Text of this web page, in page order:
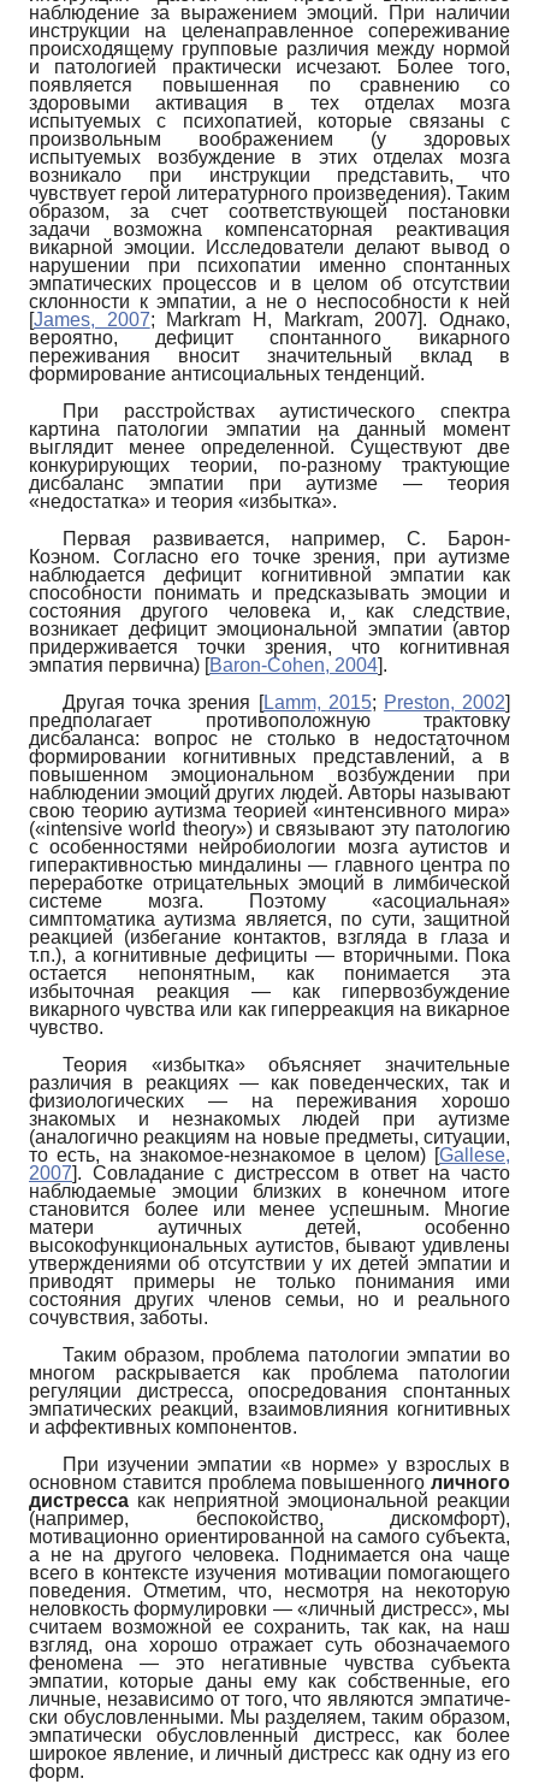
наблюдение за выражением эмоций. При наличии
инструкции на целенаправленное сопереживание
происходящему групповые различия между нормой
и патологией практически исчезают. Более того,
появляется повышенная по сравнению со
здоровыми активация в тех отделах мозга
испытуемых с психопатией, которые связаны с
произвольным воображением (у здоровых
испытуемых возбуждение в этих отделах мозга
возникало при инструкции представить, что
чувствует герой литературного произведения). Таким
образом, за счет соответствующей постановки
задачи возможна компенсаторная реактивация
викарной эмоции. Исследователи делают вывод о
нарушении при психопатии именно спонтанных
эмпатических процессов и в целом об отсутствии
склонности к эмпатии, а не о неспособности к ней
James, 2007; Markram H, Markram, 2007 . Однако,
вероятно, дефицит спонтанного викарного
переживания вносит значительный вклад в
формирование антисоциальных тенденций.
При расстройствах аутистического спектра
картина патологии эмпа­тии на данный момент
выглядит менее определенной. Существуют две
конкурирующих теории, по-разному трактующие
дисбаланс эмпатии при аутизме — теория
«недостатка» и теория «избытка».
Первая развивается, например, С. Барон-
Коэном. Согласно его точке зрения, при аутизме
наблюдается дефицит когнитивной эмпатии как
способности понимать и предсказывать эмоции и
состояния другого человека и, как следствие,
возникает дефицит эмоциональной эмпатии (автор
придерживается точки зрения, что когнитивная
эмпатия первична) Baron-Cohen, 2004 .
Другая точка зрения
Lamm, 2015; Preston, 2002
предполагает противоположную трактовку
дисбаланса: вопрос не столько в недостаточном
формировании когнитивных представлений, а в
повышенном эмоциональном возбуждении при
наблюдении эмоций других людей. Авторы называют
свою теорию аутизма теорией «интенсивного мира»
(«intensive world theory») и связывают эту патологию
с особенностями нейробиологии мозга аути­стов и
гиперактивностью миндалины — главного центра по
переработке отрицательных эмоций в лимбической
системе мозга. Поэтому «асоциальная»
симптоматика аутизма является, по сути, защитной
реакцией (избегание контактов, взгляда в глаза и
т.п.), а когнитивные дефици­ты — вторичными. Пока
остается непонятным, как понимается эта
избыточная реакция — как гипервозбуждение
викарного чувства или как гиперреакция на викарное
чувство.
Теория «избытка» объясняет значительные
различия в реакциях — как поведенческих, так и
физиологических — на переживания хорошо
знакомых и незнакомых людей при аутизме
(аналогично реакциям на новые предметы, ситуации,
то есть, на знакомое-незнакомое в целом)
Gallese,
2007 . Совладание с дистрессом в ответ на часто
наблюдаемые эмоции близких в конечном итоге
становится более или менее успешным. Многие
матери аутичных детей, особенно
высокофункциональных аутистов, бывают удивлены
утверждениями об отсутствии у их детей эмпатии и
приводят примеры не только понимания ими
состояния других членов семьи, но и реального
сочувствия, заботы.
Таким образом, проблема патологии эмпатии во
многом раскрывается как проблема патологии
регуляции дистресса, опосредования спонтанных
эмпатических реакций, взаимовлияния когнитивных
и аффективных компонентов.
При изучении эмпатии «в норме» у взрослых в
основном ставится проблема повышенного личного
дистресса как неприятной эмоциональной реакции
(например, беспокойство, дискомфорт),
мотивационно ориентированной на самого субъекта,
а не на другого человека. Поднимается она чаще
всего в контексте изучения мотивации помогающего
поведения. Отметим, что, несмотря на некоторую
неловкость формулировки — «личный дистресс», мы
считаем возможной ее сохранить, так как, на наш
взгляд, она хорошо отражает суть обозначаемого
феномена — это негативные чувства субъекта
эмпатии, которые даны ему как собственные, его
личные, независимо от того, что являются эмпатиче-
ски обусловленными. Мы разделяем, таким образом,
эмпатически обусловленный дистресс, как более
широкое явление, и личный дистресс как одну из его
форм.